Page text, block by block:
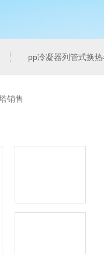
pp冷凝器列管式换
销售